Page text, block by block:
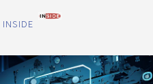
INSIDE